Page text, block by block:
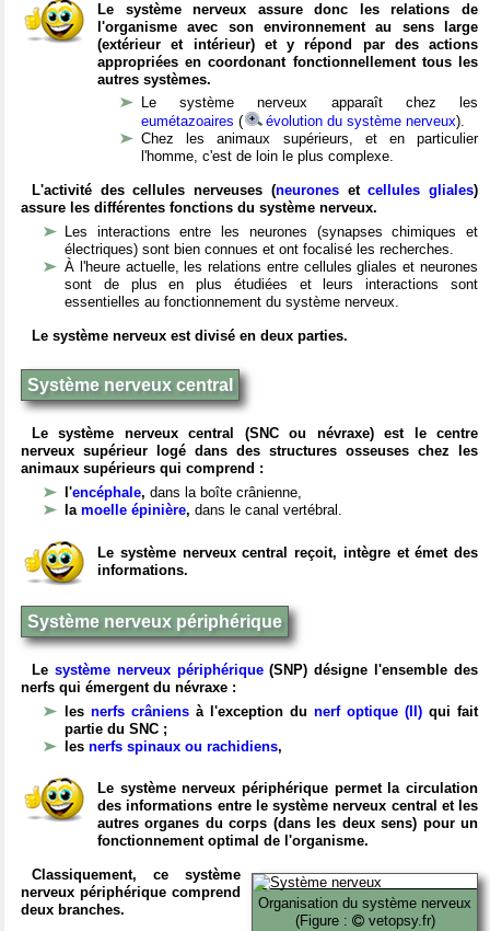
Le système nerveux assure donc les relations de
l'organisme avec son environnement au sens large
(extérieur et intérieur) et y répond par des actions
appropriées en coordonant fonctionnellement tous les
autres systèmes.
Le système nerveux apparaît chez les
eumétazoaires ( évolution du système nerveux).
Chez les animaux supérieurs, et en particulier
l'homme, c'est de loin le plus complexe.
L'activité des cellules nerveuses (neuronesetcellules gliales)
assure les différentes fonctions du système nerveux.
Les interactions entre les neurones (synapses chimiques et
électriques) sont bien connues et ont focalisé les recherches.
À l'heure actuelle, les relations entre cellules gliales et neurones
sont de plus en plus étudiées et leurs interactions sont
essentielles au fonctionnement du système nerveux.
Le système nerveux est divisé en deux parties.
Système nerveux central
Le système nerveux central (SNC ou névraxe) est le centre
nerveux supérieur logé dans des structures osseuses chez les
animaux supérieurs qui comprend :
l'encéphale, dans la boîte crânienne,
la moelle épinière, dans le canal vertébral.
Le système nerveux central reçoit, intègre et émet des
informations.
Système nerveux périphérique
Le système nerveux périphérique(SNP) désigne l'ensemble des
nerfs qui émergent du névraxe :
les nerfs crâniens à l'exception du nerf optique (II) qui fait
partie du SNC ;
les nerfs spinaux ou rachidiens,
Le système nerveux périphérique permet la circulation
des informations entre le système nerveux central et les
autres organes du corps (dans les deux sens) pour un
fonctionnement optimal de l'organisme.
Organisation du système nerveux
(Figure :
vetopsy.fr)
Classiquement, ce système
nerveux périphérique comprend
deux branches.